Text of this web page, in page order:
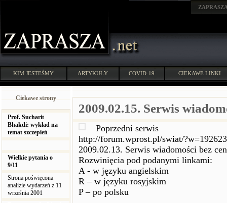
KIM JESTEŚMY ARTYKUŁY COVID-19 CIEKAWE LINKI
Ciekawe strony
Prof. Sucharit
Bhakdi: wykład na
temat szczepień
Wielkie pytania o
9/11
Strona poświęcona
analizie wydarzeń z 11
września 2001
2009.02.15. Serwis
Poprzedni serwis
http://forum.wprost.pl/swiat/?w=192623
2009.02.13. Serwis wiadomości bez
Rozwinięcia pod podanymi linkami:
A - w języku angielskim
R – w języku rosyjskim
P – po polsku